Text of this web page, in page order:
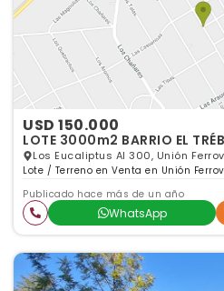
USD 150.000
LOTE 3000m2 BARRIO EL
Los Eucaliptus Al 300, Unión
Lote / Terreno en Venta en Unión
Publicado hace más de un año
WhatsApp